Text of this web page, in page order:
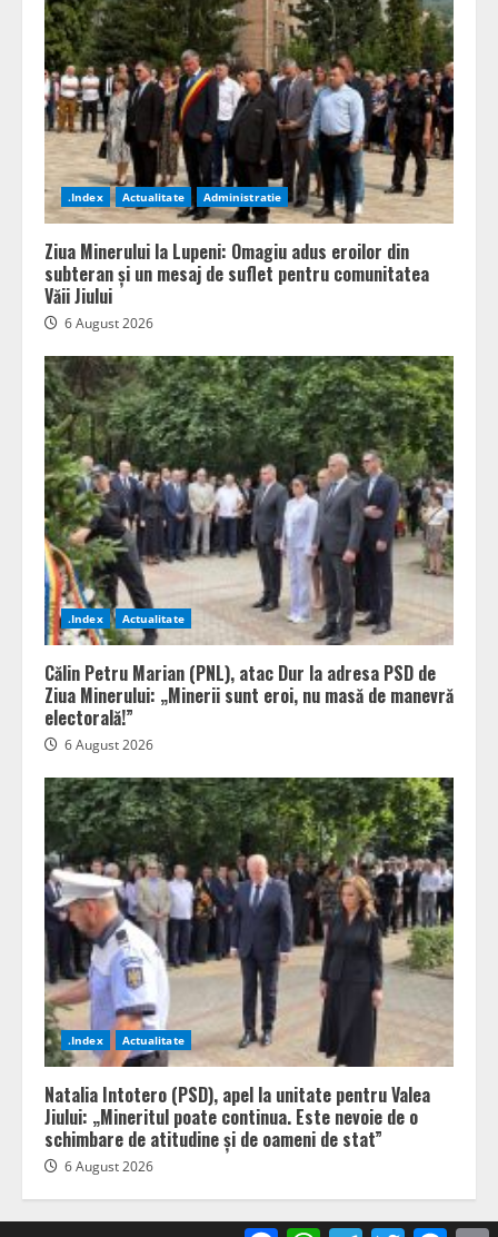
.Index Actualitate Administratie
Ziua Minerului la Lupeni: Omagiu adus eroilor din
subteran și un mesaj de suflet pentru comunitatea
Văii Jiului
6 August 2026
.Index Actualitate
Călin Petru Marian (PNL), atac Dur la adresa PSD de
Ziua Minerului: „Minerii sunt eroi, nu masă de manevră
electorală!”
6 August 2026
.Index Actualitate
Natalia Intotero (PSD), apel la unitate pentru Valea
Jiului: „Mineritul poate continua. Este nevoie de o
schimbare de atitudine și de oameni de stat”
6 August 2026